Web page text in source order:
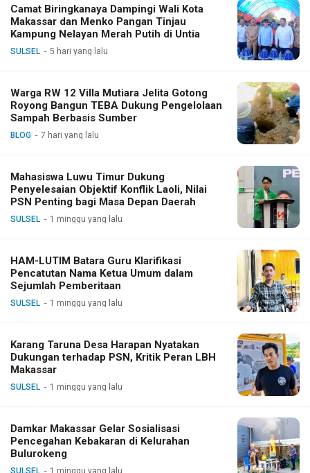
Camat Biringkanaya Dampingi Wali Kota
Makassar dan Menko Pangan Tinjau
Kampung Nelayan Merah Putih di Untia
SULSEL 5 hari yang lalu
Warga RW 12 Villa Mutiara Jelita Gotong
Royong Bangun TEBA Dukung Pengelolaan
Sampah Berbasis Sumber
BLOG 7 hari yang lalu
Mahasiswa Luwu Timur Dukung
Penyelesaian Objektif Konflik Laoli, Nilai
PSN Penting bagi Masa Depan Daerah
SULSEL 1 minggu yang lalu
HAM-LUTIM Batara Guru Klarifikasi
Pencatutan Nama Ketua Umum dalam
Sejumlah Pemberitaan
SULSEL 1 minggu yang lalu
Karang Taruna Desa Harapan Nyatakan
Dukungan terhadap PSN, Kritik Peran LBH
Makassar
SULSEL 1 minggu yang lalu
Damkar Makassar Gelar Sosialisasi
Pencegahan Kebakaran di Kelurahan
Bulurokeng
SULSEL 1 minggu yang lalu